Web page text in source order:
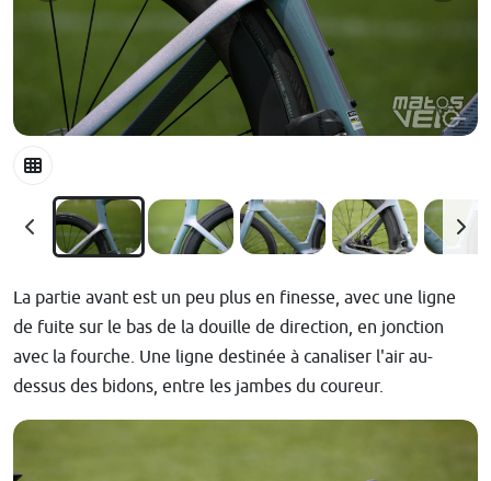
La partie avant est un peu plus en finesse, avec une ligne
de fuite sur le bas de la douille de direction, en jonction
avec la fourche. Une ligne destinée à canaliser l'air au-
dessus des bidons, entre les jambes du coureur.